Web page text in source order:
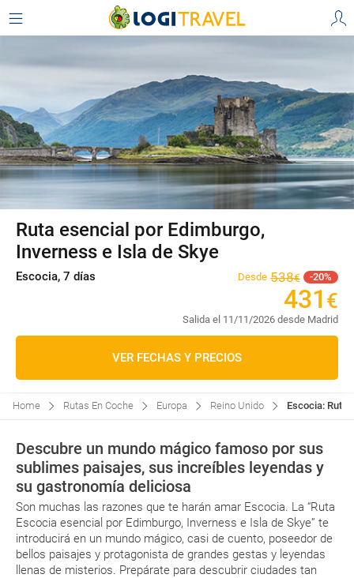
Ruta esencial por Edimburgo,
Inverness e Isla de Skye
Escocia, 7 días Desde 538€ 20
431 €
Salida el 11/11/2026 desde Madrid
VER FECHAS Y PRECIOS
Home Rutas En Coche Europa Reino Unido Escocia: Ruta
Descubre un mundo mágico famoso por sus
sublimes paisajes, sus increíbles leyendas y
su gastronomía deliciosa
Son muchas las razones que te harán amar Escocia. La “Ruta
Escocia esencial por Edimburgo, Inverness e Isla de Skye” te
introducirá en un mundo mágico, casi de cuento, poseedor de
bellos paisajes y protagonista de grandes gestas y leyendas
llenas de misterios. Prepárate para descubrir ciudades tan